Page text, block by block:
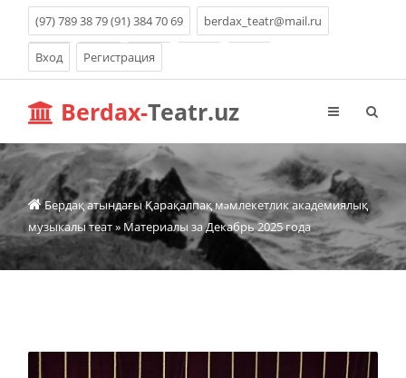
(97) 789 38 79 (91) 384 70 69 berdax_teatr@mail.ru
Вход Регистрация
Berdax-Teatr.uz
Бердақ атындағы Қарақалпақ мəмлекетлик академиялық
музыкалы теат» Материалы за Декабрь 2025 года